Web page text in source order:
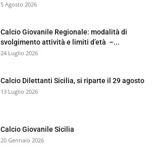
5 Agosto 2026
Calcio Giovanile Regionale: modalità di
svolgimento attività e limiti d’età –...
24 Luglio 2026
Calcio Dilettanti Sicilia, si riparte il 29 agosto
13 Luglio 2026
Calcio Giovanile Sicilia
20 Gennaio 2026